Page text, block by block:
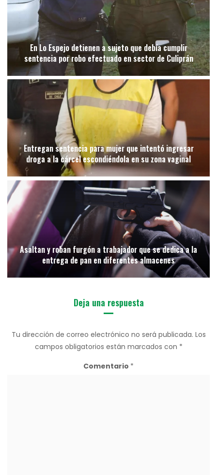
En Lo Espejo detienen a sujeto que debía cumplir
sentencia por robo efectuado en sector de Culiprán
Entregan sentencia para mujer que intentó ingresar
droga a la cárcel escondiéndola en su zona vaginal
Asaltan y roban furgón a trabajador que se dedica a la
entrega de pan en diferentes almacenes
Deja una respuesta
Tu dirección de correo electrónico no será publicada. Los
campos obligatorios están marcados con *
Comentario *